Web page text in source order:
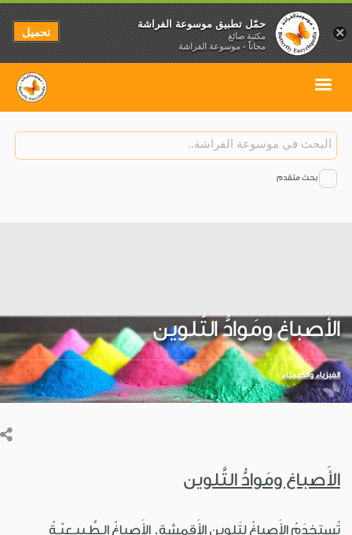
بحث متقدم
الأَصباغ ومَوادُّ التَّلوين
الفيزياء والكيمياء
الأَصباغ ومَوادُّ التَّلوين
تُستخدَمُ الأَصباغُ لتَلوينِ الأَقمِشةِ. الأَصباغُ الـطَّـبيـعيّـةُ
×
حمّل تطبيق موسوعة الفراشة
مكتبة صائغ
مجاناً - موسوعة الفراشة
تحميل